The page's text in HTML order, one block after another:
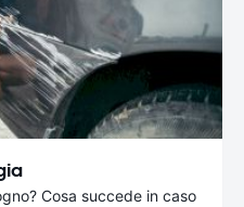
Cosa succede in caso